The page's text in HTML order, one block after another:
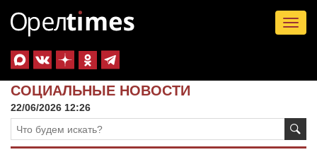
СОЦИАЛЬНЫЕ НОВОСТИ
22/06/2026 12:26